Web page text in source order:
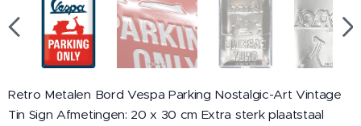
Retro Metalen Bord Vespa Parking Nostalgic-Art Vintage
Tin Sign Afmetingen: 20 x 30 cm Extra sterk plaatstaal